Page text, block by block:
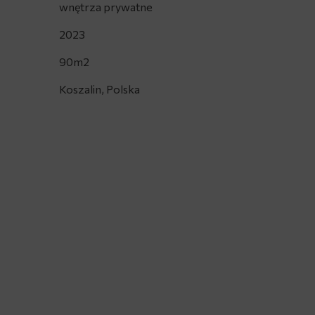
wnętrza prywatne
2023
90m2
Koszalin, Polska